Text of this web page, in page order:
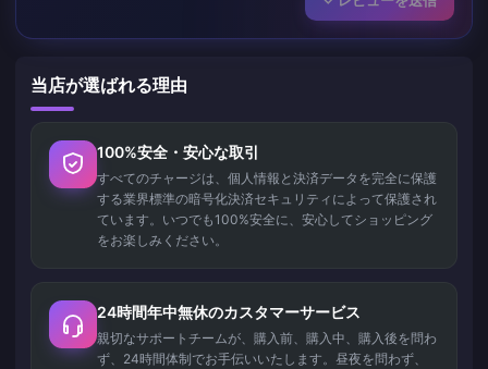
当店が選ばれる理由
100%安全・安心な取引
すべてのチャージは、個人情報と決済データを完全に保護
する業界標準の暗号化決済セキュリティによって保護され
ています。いつでも100%安全に、安心してショッピング
をお楽しみください。
24時間年中無休のカスタマーサービス
親切なサポートチームが、購入前、購入中、購入後を問わ
ず、24時間体制でお手伝いいたします。昼夜を問わず、